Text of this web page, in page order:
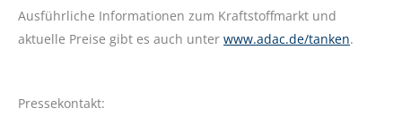
Ausführliche Informationen zum Kraftstoffmarkt und
aktuelle Preise gibt es auch unter www.adac.de/tanken.
Pressekontakt: